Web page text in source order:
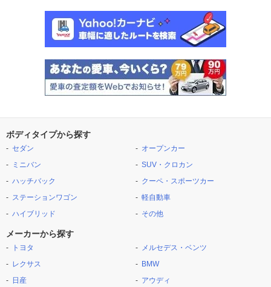
ボディタイプから探す
セダン
ミニバン
ハッチバック
ステーションワゴン
ハイブリッド
オープンカー
SUV・クロカン
クーペ・スポーツカー
軽自動車
その他
メーカーから探す
トヨタ
レクサス
日産
メルセデス・ベンツ
BMW
アウディ